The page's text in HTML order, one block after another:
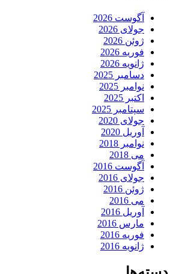
آگوست 2026
جولای 2026
ژوئن 2026
فوریه 2026
ژانویه 2026
دسامبر 2025
نوامبر 2025
اکتبر 2025
سپتامبر 2025
جولای 2020
آوریل 2020
نوامبر 2018
می 2018
آگوست 2016
جولای 2016
ژوئن 2016
می 2016
آوریل 2016
مارس 2016
فوریه 2016
ژانویه 2016